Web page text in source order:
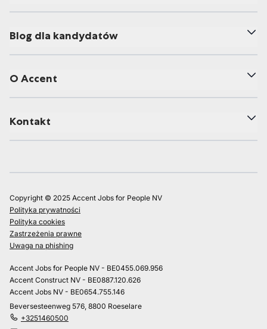
Blog dla kandydatów
O Accent
Kontakt
Copyright © 2025 Accent Jobs for People NV
Polityka prywatności
Polityka cookies
Zastrzeżenia prawne
Uwaga na phishing
Accent Jobs for People NV - BE0455.069.956
Accent Construct NV - BE0887.120.626
Accent Jobs NV - BE0654.755.146
Beversesteenweg 576, 8800 Roeselare
+3251460500